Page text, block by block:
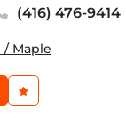
(416) 476-9414
/ Maple